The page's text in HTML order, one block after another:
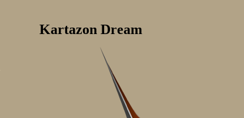
Kartazon Dream